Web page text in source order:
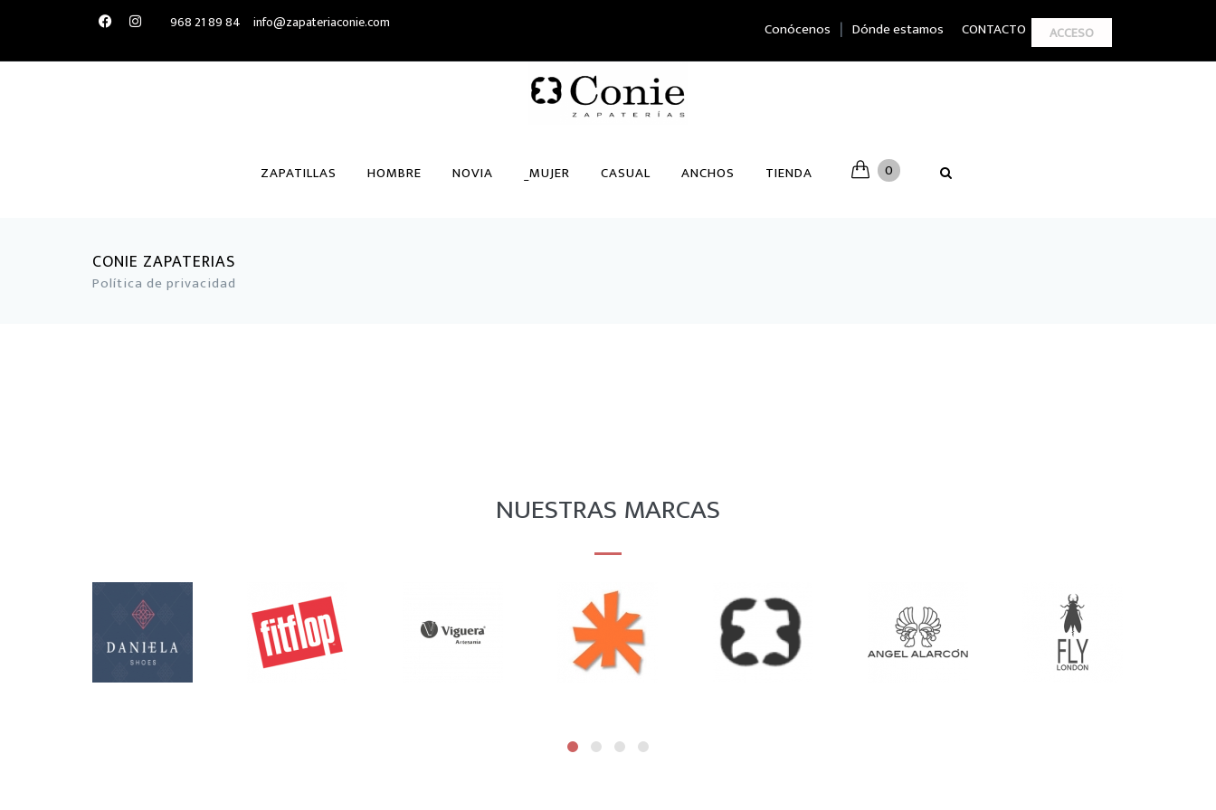
968 21 89 84 info@zapateriaconie.com Conócenos | Dónde estamos CONTACTO ACCESO
ZAPATILLAS HOMBRE NOVIA _MUJER CASUAL ANCHOS TIENDA 0
CONIE ZAPATERIAS
Política de privacidad
NUESTRAS MARCAS